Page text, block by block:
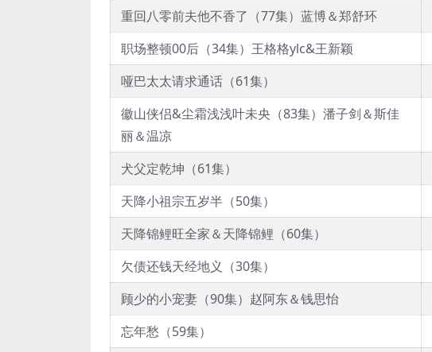
重回八零前夫他不香了（77集）蓝博＆郑舒环
职场整顿00后（34集）王格格ylc&王新颖
哑巴太太请求通话（61集）
徽山侠侣&尘霜浅浅叶未央（83集）潘子剑＆斯佳
丽＆温凉
犬父定乾坤（61集）
天降小祖宗五岁半（50集）
天降锦鲤旺全家＆天降锦鲤（60集）
欠债还钱天经地义（30集）
顾少的小宠妻（90集）赵阿东＆钱思怡
忘年愁（59集）